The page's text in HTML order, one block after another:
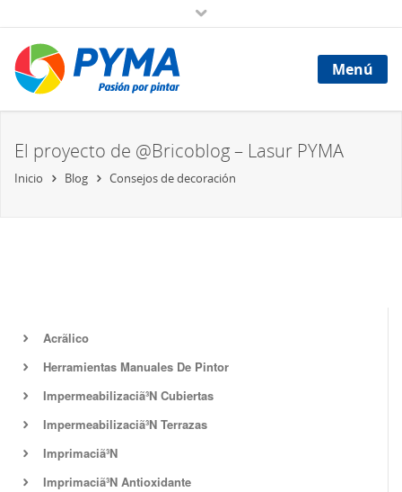
Menú
El proyecto de @Bricoblog – Lasur PYMA
Inicio Blog Consejos de decoración
Acrã­lico
Herramientas Manuales De Pintor
Impermeabilizaciã³N Cubiertas
Impermeabilizaciã³N Terrazas
Imprimaciã³N
Imprimaciã³N Antioxidante